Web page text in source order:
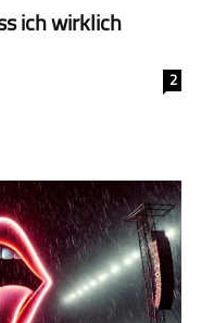
ich wirklich
2